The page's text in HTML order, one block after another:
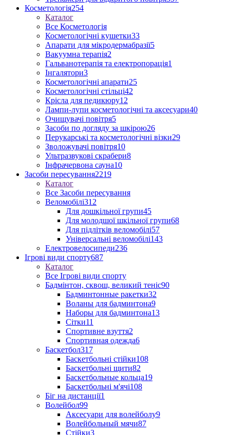
Косметологія254
Каталог
Все Косметологія
Косметологічні кушетки33
Апарати для мікродермабразії5
Вакуумна терапія2
Гальванотерапія та електропорація1
Інгалятори3
Косметологічні апарати25
Косметологічні стільці42
Крісла для педикюру12
Лампи-лупи косметологічні та аксесуари40
Очищувачі повітря5
Засоби по догляду за шкірою26
Перукарські та косметологічні візки29
Зволожувачі повітря10
Ультразвукові скрабери8
Інфрачервона сауна10
Засоби пересування2219
Каталог
Все Засоби пересування
Веломобілі312
Для дошкільної групи45
Для молодшої шкільної групи68
Для підлітків веломобілі57
Універсальні веломобілі143
Електровелосипеди236
Ігрові види спорту687
Каталог
Все Ігрові види спорту
Бадмінтон, сквош, великий теніс90
Бадминтонные ракетки32
Воланы для бадминтона9
Наборы для бадминтона13
Сітки11
Спортивне взуття2
Спортивная одежда6
Баскетбол317
Баскетбольні стійки108
Баскетбольні щити82
Баскетбольные кольца19
Баскетбольні м'ячі108
Біг на дистанції1
Волейбол99
Аксесуари для волейболу9
Волейбольный мячи87
Стійки3